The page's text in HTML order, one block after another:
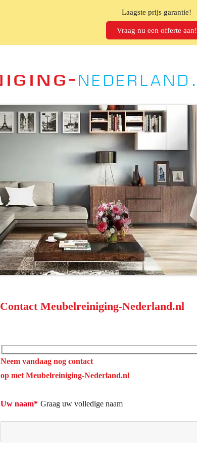
Laagste prijs garantie!
Vraag nu een offerte aan!
Contact Meubelreiniging-Nederland.nl
Neem vandaag nog contact
op met Meubelreiniging-Nederland.nl
Uw naam* Graag uw volledige naam